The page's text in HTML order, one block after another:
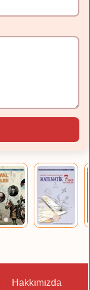
Hakkımızda